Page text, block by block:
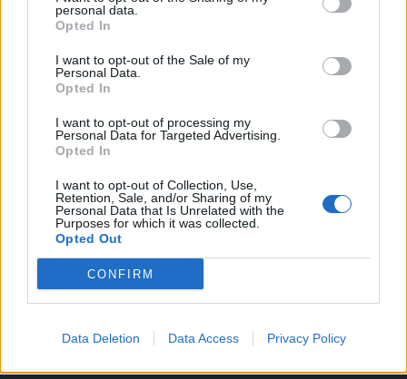
personal data.
Opted In
I want to opt-out of the Sale of my
Personal Data.
Opted In
I want to opt-out of processing my
Personal Data for Targeted Advertising.
Opted In
I want to opt-out of Collection, Use,
Retention, Sale, and/or Sharing of my
Personal Data that Is Unrelated with the
Purposes for which it was collected.
Opted Out
CONFIRM
Data Deletion Data Access Privacy Policy